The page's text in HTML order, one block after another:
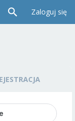
Zaloguj się